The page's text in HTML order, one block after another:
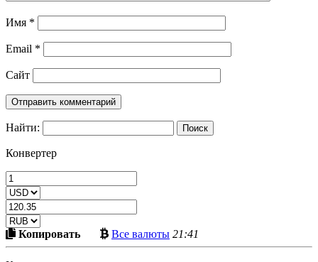
Имя *
Email *
Сайт
Найти:
Конвертер
КопироватьСкопировать
в
Все валютыБольше
криптовалют
21:41